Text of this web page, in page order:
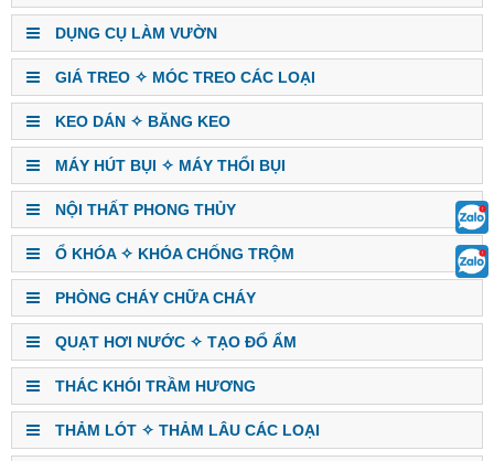
DỤNG CỤ LÀM VƯỜN
GIÁ TREO ✧ MÓC TREO CÁC LOẠI
KEO DÁN ✧ BĂNG KEO
MÁY HÚT BỤI ✧ MÁY THỔI BỤI
NỘI THẤT PHONG THỦY
Ổ KHÓA ✧ KHÓA CHỐNG TRỘM
PHÒNG CHÁY CHỮA CHÁY
QUẠT HƠI NƯỚC ✧ TẠO ĐỔ ẨM
THÁC KHÓI TRẦM HƯƠNG
THẢM LÓT ✧ THẢM LÂU CÁC LOẠI